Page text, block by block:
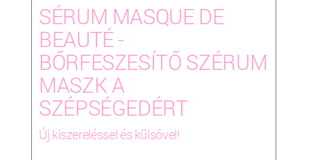
SÉRUM MASQUE DE
BEAUTÉ -
BŐRFESZESÍTŐ SZÉRUM
MASZK A
SZÉPSÉGEDÉRT
Új kiszereléssel és külsővel!